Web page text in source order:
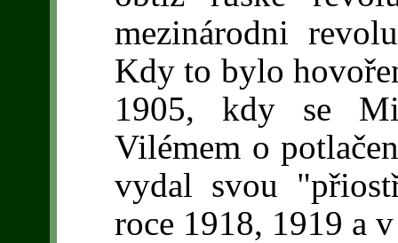
mezinárodni
Kdy to bylo
1905, kdy se
Vilémem o
vydal svou
roce 1918, 1919 a